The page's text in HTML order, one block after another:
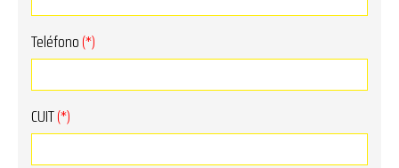
Teléfono(*)
CUIT(*)